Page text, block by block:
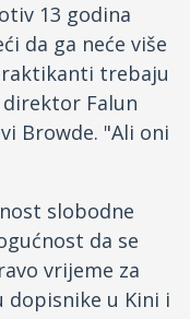
13 godina
da ga neće više
trebaju
Falun
Browde. "Ali oni
slobodne
da se
vrijeme za
dopisnike u Kini i